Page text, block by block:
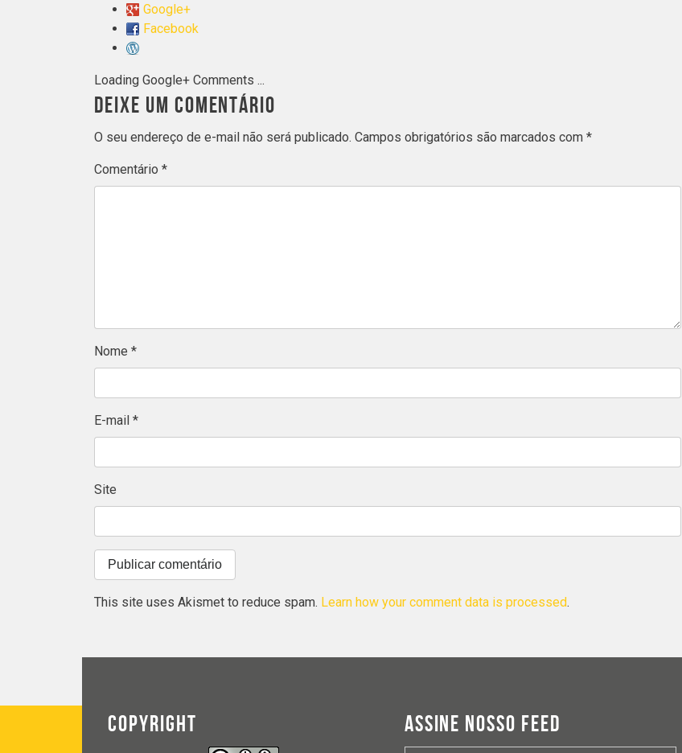
Google+
Facebook
Loading Google+ Comments ...
DEIXE UM COMENTÁRIO
O seu endereço de e-mail não será publicado. Campos obrigatórios são marcados com *
Comentário *
Nome *
E-mail *
Site
This site uses Akismet to reduce spam. Learn how your comment data is processed.
COPYRIGHT ASSINE NOSSO FEED